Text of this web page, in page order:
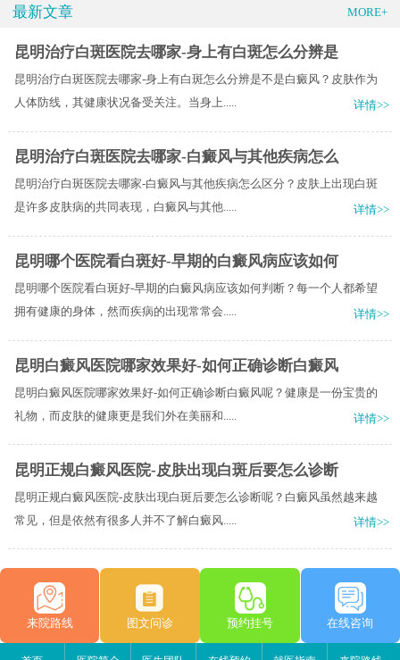
最新文章 MORE+
昆明治疗白斑医院去哪家-身上有白斑怎么分辨是
昆明治疗白斑医院去哪家-身上有白斑怎么分辨是不是白癜风？皮肤作为
人体防线，其健康状况备受关注。当身上.....
详情>>
昆明治疗白斑医院去哪家-白癜风与其他疾病怎么
昆明治疗白斑医院去哪家-白癜风与其他疾病怎么区分？皮肤上出现白斑
是许多皮肤病的共同表现，白癜风与其他.....
详情>>
昆明哪个医院看白斑好-早期的白癜风病应该如何
昆明哪个医院看白斑好-早期的白癜风病应该如何判断？每一个人都希望
拥有健康的身体，然而疾病的出现常常会.....
详情>>
昆明白癜风医院哪家效果好-如何正确诊断白癜风
昆明白癜风医院哪家效果好-如何正确诊断白癜风呢？健康是一份宝贵的
礼物，而皮肤的健康更是我们外在美丽和.....
详情>>
昆明正规白癜风医院-皮肤出现白斑后要怎么诊断
昆明正规白癜风医院-皮肤出现白斑后要怎么诊断呢？白癜风虽然越来越
常见，但是依然有很多人并不了解白癜风.....
详情>>
来院路线 图文问诊 预约挂号 在线咨询